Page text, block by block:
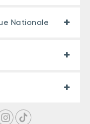
Nationale